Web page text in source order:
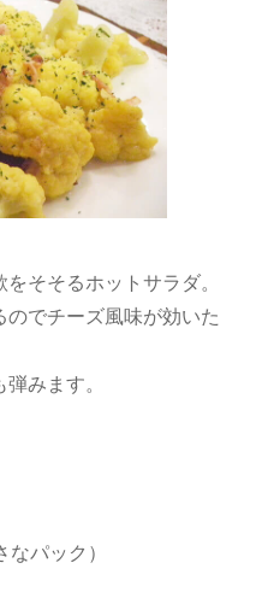
そそるホットサラダ。
のでチーズ風味が効いた
みます。
パック）